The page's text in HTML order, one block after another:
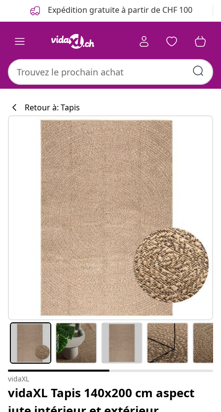
Précédent Expédition gratuite à partir de CHF 100
Retour à: Tapis
vidaXL
vidaXL Tapis 140x200 cm aspect